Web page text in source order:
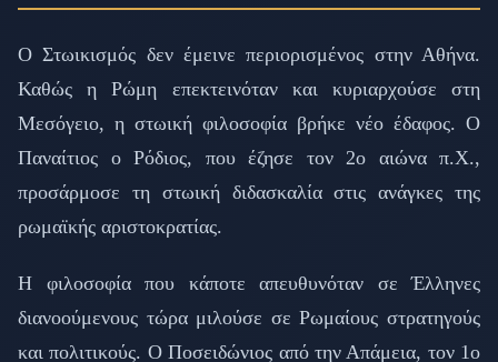
Ο Στωικισμός δεν έμεινε περιορισμένος στην Αθήνα.
Καθώς η Ρώμη επεκτεινόταν και κυριαρχούσε στη
Μεσόγειο, η στωική φιλοσοφία βρήκε νέο έδαφος. Ο
Παναίτιος ο Ρόδιος, που έζησε τον 2ο αιώνα π.Χ.,
προσάρμοσε τη στωική διδασκαλία στις ανάγκες της
ρωμαϊκής αριστοκρατίας.
Η φιλοσοφία που κάποτε απευθυνόταν σε Έλληνες
διανοούμενους τώρα μιλούσε σε Ρωμαίους στρατηγούς
και πολιτικούς. Ο Ποσειδώνιος από την Απάμεια, τον 1ο